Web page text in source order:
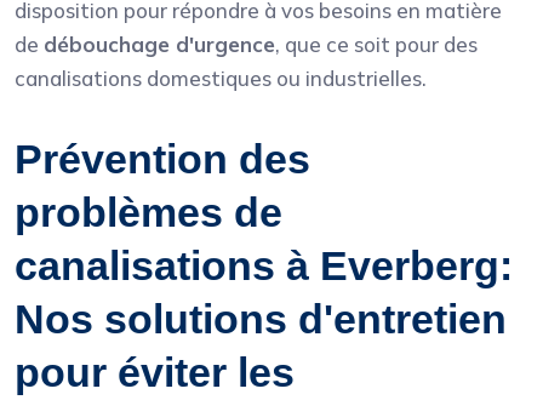
disposition pour répondre à vos besoins en matière
de débouchage d'urgence, que ce soit pour des
canalisations domestiques ou industrielles.
Prévention des
problèmes de
canalisations à Everberg:
Nos solutions d'entretien
pour éviter les